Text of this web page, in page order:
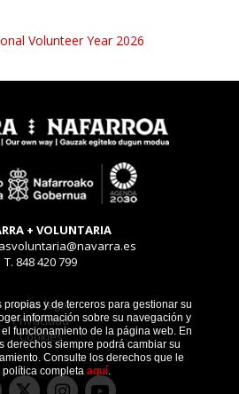
propias y de terceros para gestionar su
información sobre su navegación y
funcionamiento de la página web. En
derechos siempre podrá cambiar su
Consulte los derechos que le
política completa aquí.
+ VOLUNTARIA
T. 848 420 799
Aviso legal
Privacidad
Cookies
InstagramYoutube